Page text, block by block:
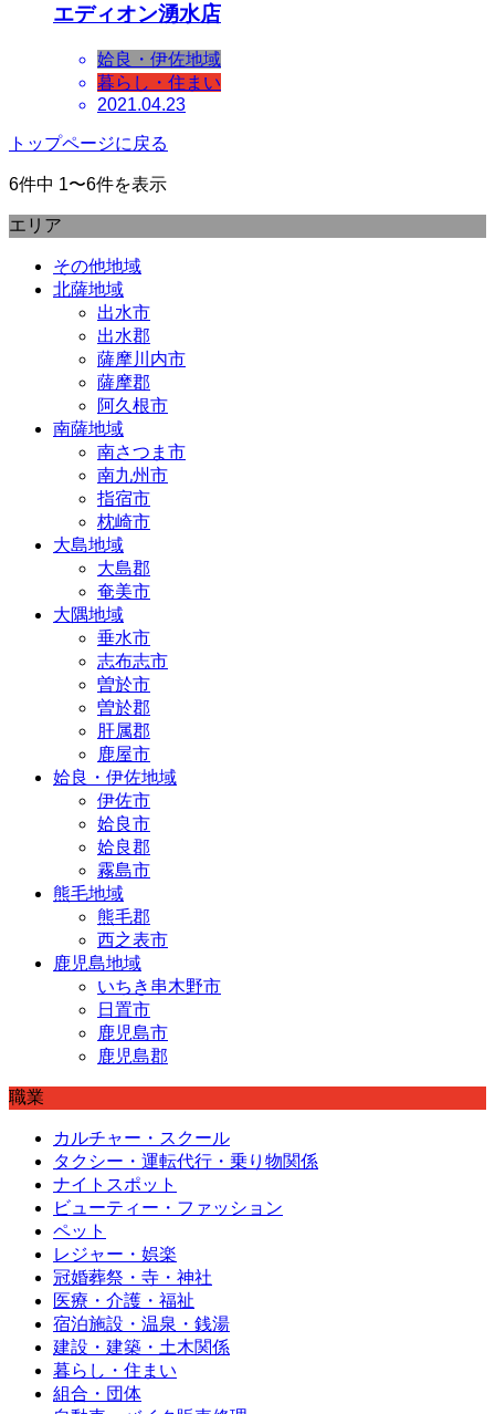
エディオン湧水店
姶良・伊佐地域
暮らし・住まい
2021.04.23
トップページに戻る
6件中 1〜6件を表示
エリア
その他地域
北薩地域
出水市
出水郡
薩摩川内市
薩摩郡
阿久根市
南薩地域
南さつま市
南九州市
指宿市
枕崎市
大島地域
大島郡
奄美市
大隅地域
垂水市
志布志市
曽於市
曽於郡
肝属郡
鹿屋市
姶良・伊佐地域
伊佐市
姶良市
姶良郡
霧島市
熊毛地域
熊毛郡
西之表市
鹿児島地域
いちき串木野市
日置市
鹿児島市
鹿児島郡
職業
カルチャー・スクール
タクシー・運転代行・乗り物関係
ナイトスポット
ビューティー・ファッション
ペット
レジャー・娯楽
冠婚葬祭・寺・神社
医療・介護・福祉
宿泊施設・温泉・銭湯
建設・建築・土木関係
暮らし・住まい
組合・団体